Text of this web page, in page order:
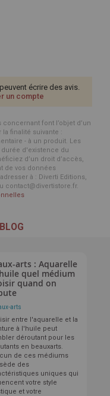
écrire des avis.
un compte
font l’objet d’un
finalité suivante :
- à un produit. Les
d'existence du
d’un droit d’accès,
de vos données
à : Diverti Editions,
contact@divertistore.fr.
arts : Aquarelle
quel médium
quand on
arts
entre l'aquarelle et la
à l'huile peut
déroutant pour les
en beauxarts.
de ces médiums
des
uniques qui
votre style
et votre